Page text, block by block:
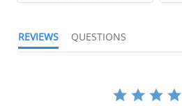
REVIEWS QUESTIONS